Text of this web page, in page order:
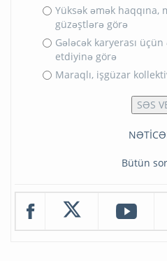
Yüksək əmək
güzəştlərə görə
Gələcək karyerası
etdiyinə görə
Maraqlı, işgüzar
Bütün